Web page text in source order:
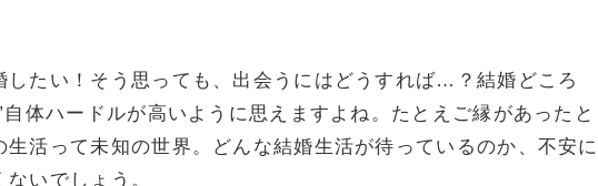
したい！そう思っても、出会うにはどうすれば…？結婚どころ
自体ハードルが高いように思えますよね。たとえご縁があったと
生活って未知の世界。どんな結婚生活が待っているのか、不安に
いでしょう。